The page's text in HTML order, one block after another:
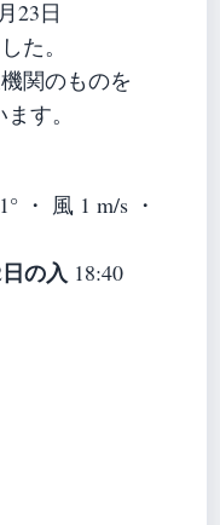
23日
た。
関のものを
す。
・ 風 1 m/s ・
日の入 18:40